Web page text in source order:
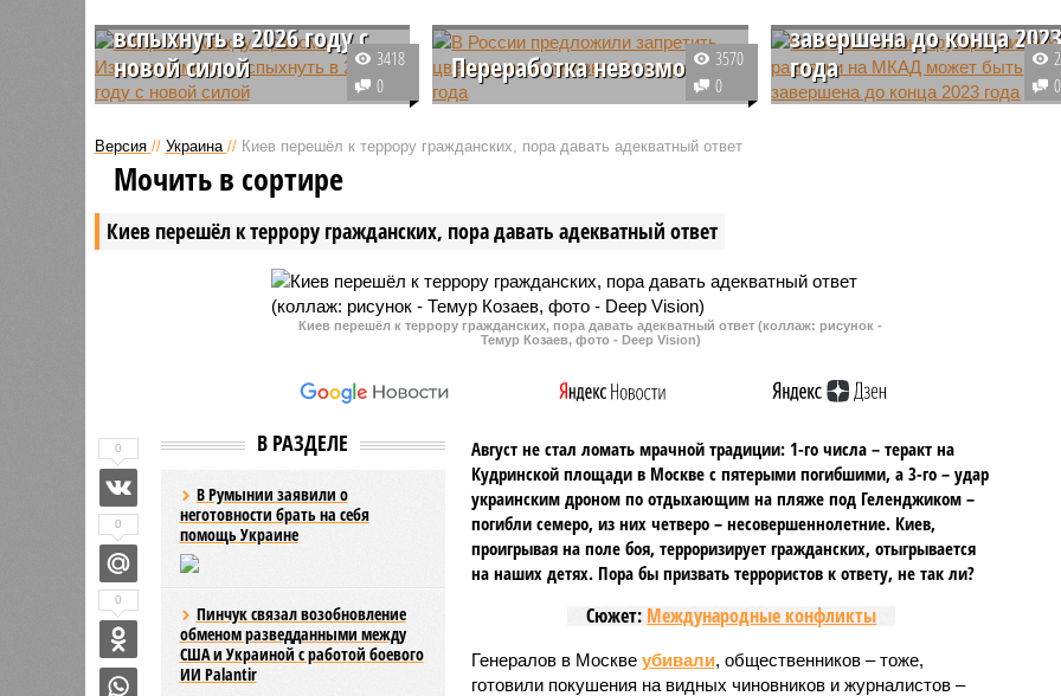
вспыхнуть в 2026 году с
новой силой
Высока вероятность
полномасштабных боевых
действий между Израилем и
Ираном уже в 2026 году. По
оценке экспертов, даже позиция
Трампа может не сдержать
3418
0
Переработка невозможна
В России предложили запретить
2024 года
3570
0
завершена до конца
года
В Москве продолжаются работы
0
Версия // Украина // Киев перешёл к террору гражданских, пора давать адекватный ответ
Киев перешёл к террору гражданских, пора давать адекватный ответ
Мочить в сортире
Киев перешёл к террору гражданских, пора давать адекватный ответ (коллаж: рисунок -
Темур Козаев, фото - Deep Vision)
В РАЗДЕЛЕ
В Румынии заявили о
неготовности брать на себя
помощь Украине
Пинчук связал возобновление
обменом разведданными между
США и Украиной с работой боевого
ИИ Palantir
Август не стал ломать мрачной традиции: 1-го числа – теракт на
Кудринской площади в Москве с пятерыми погибшими, а 3-го – удар
украинским дроном по отдыхающим на пляже под Геленджиком –
погибли семеро, из них четверо – несовершеннолетние. Киев,
проигрывая на поле боя, терроризирует гражданских, отыгрывается
на наших детях. Пора бы призвать террористов к ответу, не так ли?
Сюжет: Международные конфликты
Генералов в Москве убивали, общественников – тоже,
готовили покушения на видных чиновников и журналистов –
0
0
0